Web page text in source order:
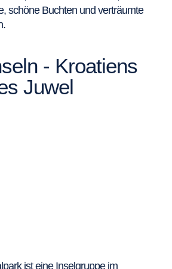
schöne Buchten und verträumte
- Kroatiens
Juwel
ist eine Inselgruppe im